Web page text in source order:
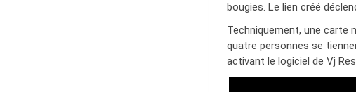
bougies. Le lien créé
Techniquement, une carte
quatre personnes se
activant le logiciel de Vj